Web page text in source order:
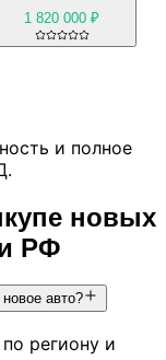
1 820 000 ₽
и полное
новых
РФ
авто?
региону и